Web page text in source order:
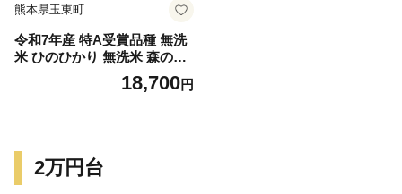
熊本県玉東町
令和7年産 特A受賞品種 無洗
米 ひのひかり 無洗米 森のく
まさん 計10kg 食べ比べ 厳選
お楽しみセット 熊本県産 玉
除く)》ブランド米
18,700円
2万円台